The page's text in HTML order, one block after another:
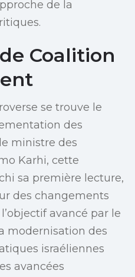
de la
Coalition
se trouve le
des
ministre des
Karhi, cette
sa première lecture,
des changements
l’objectif avancé par le
modernisation des
israéliennes
avancées